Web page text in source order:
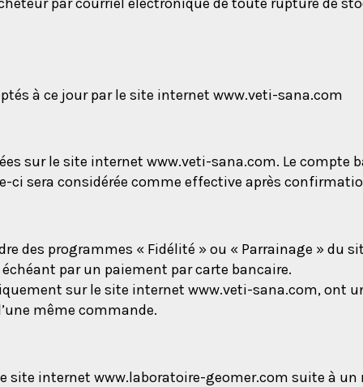
à ce jour par le site internet www.veti-sana.com
sur le site internet www.veti-sana.com. Le compte
sera considérée comme effective après
des programmes « Fidélité » ou « Parrainage » du
par un paiement par carte bancaire.
sur le site internet www.veti-sana.com, ont
même commande.
site internet www.laboratoire-geomer.com suite à